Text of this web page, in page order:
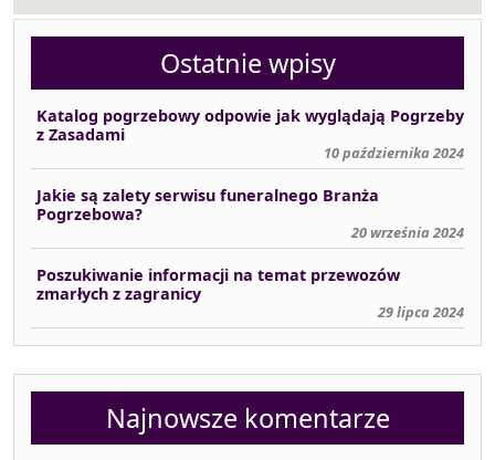
Ostatnie wpisy
Katalog pogrzebowy odpowie jak wyglądają Pogrzeby
z Zasadami
10 października 2024
Jakie są zalety serwisu funeralnego Branża
Pogrzebowa?
20 września 2024
Poszukiwanie informacji na temat przewozów
zmarłych z zagranicy
29 lipca 2024
Najnowsze komentarze